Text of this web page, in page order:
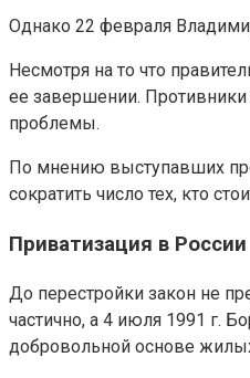
Однако 22 февраля
Несмотря на то что
ее завершении. Противники
проблемы.
По мнению выступавших
сократить число тех, кто
Приватизация в России
До перестройки закон не
частично, а 4 июля 1991 г.
добровольной основе